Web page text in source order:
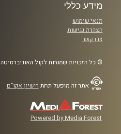
מידע כללי
תנאי שימוש
הצהרת נגישות
צרו קשר
© כל הזכויות שמורות לקול האוניברסיטה
אתר זה מופעל תחת רישיון אקו"ם
Powered by Media Forest